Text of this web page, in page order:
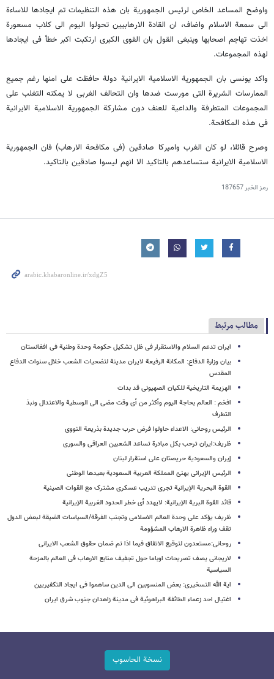
واوضح المساعد الخاص لرئیس الجمهوریة بان هذه التنظیمات تم ایجادها للاساءة
الی سمعة الاسلام واضاف، ان القادة الارهابیین تحولوا الیوم الی کلاب مسعورة
اخذت تهاجم اصحابها وینبغی القول بان القوی الکبری ارتکبت اکبر خطأ فی ایجادها
لهذه المجموعات.
واکد یونسی بان الجمهوریة الاسلامیة الایرانیة دولة حافظت علی امنها رغم جمیع
الممارسات الشریرة التی مورست ضدها وان التحالف الغربی لا یمکنه التغلب علی
المجموعات المتطرفة والداعیة للعنف دون مشارکة الجمهوریة الاسلامیة الایرانیة
فی هذه المکافحة.
وصرح قائلا، لو کان الغرب وامیرکا صادقین (فی مکافحة الارهاب) فان الجمهوریة
الاسلامیة الایرانیة ستساعدهم بالتاکید الا انهم لیسوا صادقین بالتاکید.
رمز الخبر187657
مطالب مرتبط
ایران تدعم السلام والاستقرار فی ظل تشکیل حکومة وحدة وطنیة فی افغانستان
بیان وزارة الدفاع: المکانة الرفیعة لایران مدینة لتضحیات الشعب خلال سنوات الدفاع
المقدس
الهزیمة التاریخیة للکیان الصهیونی قد بدات
افخم : العالم بحاجة الیوم وأکثر من أی وقت مضی الی الوسطیة والاعتدال ونبذ
التطرف
الرئیس روحانی: الاعداء حاولوا فرض حرب جدیدة بذریعة النووی
ظریف:ایران ترحب بکل مبادرة تساعد الشعبین العراقی والسوری
إیران والسعودیة حریصتان علی استقرار لبنان
الرئیس الإیرانی یهنئ المملکة العربیة السعودیة بعیدها الوطنی
القوة البحریة الإیرانیة تجری تدریب عسکری مشترک مع القوات الصینیة
قائد القوة البریة الإیرانیة: لایهدد أی خطر الحدود الغربیة الإیرانیة
ظریف یؤکد علی وحدة العالم الاسلامی وتجنب الفرقة/السیاسات الضیقة لبعض الدول
تقف وراء ظاهرة الارهاب المشؤومة
روحانی:مستعدون لتوقیع الاتفاق فیما اذا تم ضمان حقوق الشعب الایرانی
لاریجانی یصف تصریحات اوباما حول تجفیف منابع الارهاب فی العالم بالمزحة
السیاسیة
ایة الله التسخیری: بعض المنسوبین الی الدین ساهموا فی ایجاد التکفیریین
اغتیال احد زعماء الطائفة البراهوئیة فی مدینة زاهدان جنوب شرق ایران
نسخة الحاسوب